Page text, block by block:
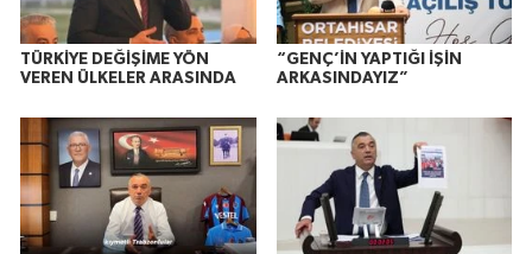
TÜRKİYE DEĞİŞİME YÖN
VEREN ÜLKELER ARASINDA
“GENÇ’İN YAPTIĞI İŞİN
ARKASINDAYIZ”